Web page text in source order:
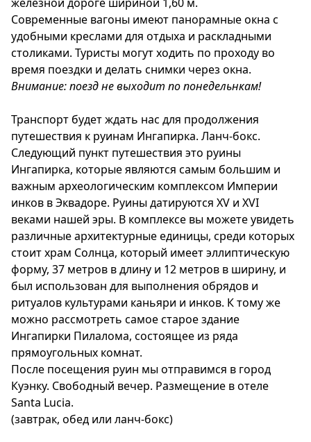
Современные вагоны имеют панорамные окна с
удобными креслами для отдыха и раскладными
столиками. Туристы могут ходить по проходу во
время поездки и делать снимки через окна.
Внимание: поезд не выходит по понедельнкам!
Транспорт будет ждать нас для продолжения
путешествия к руинам Ингапирка. Ланч-бокс.
Следующий пункт путешествия это руины
Ингапирка, которые являются самым большим и
важным археологическим комплексом Империи
инков в Эквадоре. Руины датируются XV и XVI
веками нашей эры. В комплексе вы можете увидеть
различные архитектурные единицы, среди которых
стоит храм Солнца, который имеет эллиптическую
форму, 37 метров в длину и 12 метров в ширину, и
был использован для выполнения обрядов и
ритуалов культурами каньяри и инков. К тому же
можно рассмотреть самое старое здание
Ингапирки Пилалома, состоящее из ряда
прямоугольных комнат.
После посещения руин мы отправимся в город
Куэнку. Свободный вечер. Размещение в отеле
Santa Lucia.
(завтрак, обед или ланч-бокс)